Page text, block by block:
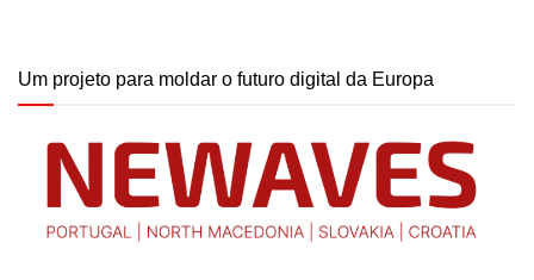
Um projeto para moldar o futuro digital da Europa